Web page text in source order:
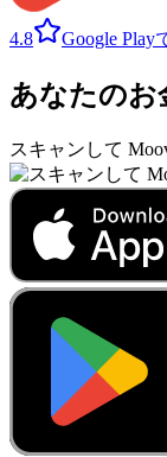
4.8 Google Play
あなたのお
スキャンして